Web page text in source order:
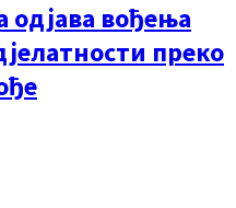
вођења
преко